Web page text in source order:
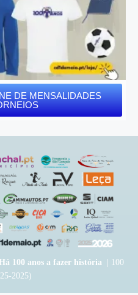
DE MENSALIDADES
100 anos a fazer história | 100
2025)